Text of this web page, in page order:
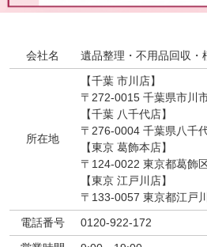
会社名 遺品整理・不用品回収・
所在地
【千葉 市川店】
〒272-0015 千葉県市川
【千葉 八千代店】
〒276-0004 千葉県八千
【東京 葛飾本店】
〒124-0022 東京都葛飾
【東京 江戸川店】
〒133-0057 東京都江戸
電話番号
0120-922-172